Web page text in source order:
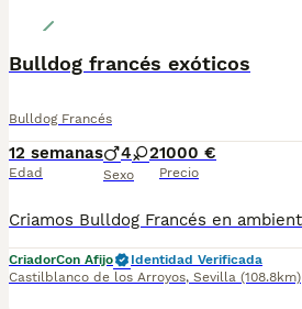
Bulldog francés exóticos
Bulldog Francés
12 semanas
Edad
4 2
Sexo
1000 €
Precio
CriadorCon Afijo
Identidad Verificada
Castilblanco de los Arroyos, Sevilla (108.8km)